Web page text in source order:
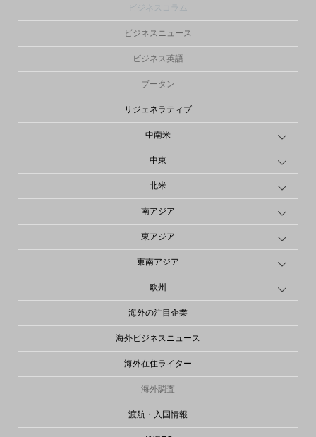
ビジネスコラム
ビジネスニュース
ビジネス英語
ブータン
リジェネラティブ
中南米
中東
北米
南アジア
東アジア
東南アジア
欧州
海外の注目企業
海外ビジネスニュース
海外在住ライター
海外調査
渡航・入国情報